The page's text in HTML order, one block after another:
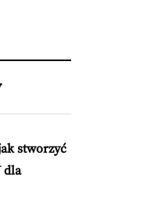
stworzyć
dla